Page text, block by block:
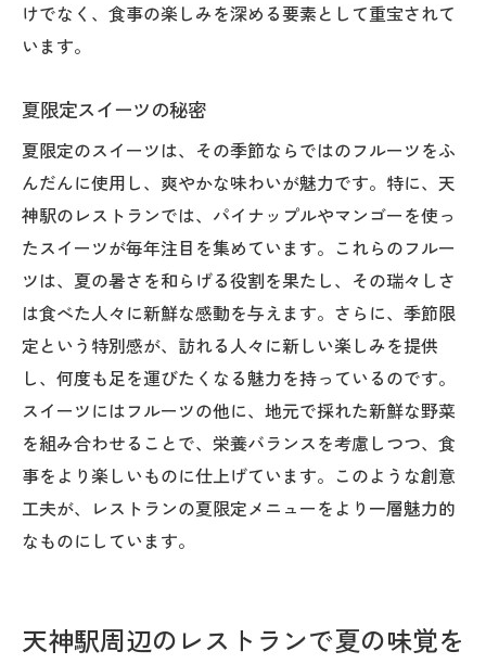
けでなく、食事の楽しみを深める要素として重宝されて
います。
夏限定スイーツの秘密
夏限定のスイーツは、その季節ならではのフルーツをふ
んだんに使用し、爽やかな味わいが魅力です。特に、天
神駅のレストランでは、パイナップルやマンゴーを使っ
たスイーツが毎年注目を集めています。これらのフルー
ツは、夏の暑さを和らげる役割を果たし、その瑞々しさ
は食べた人々に新鮮な感動を与えます。さらに、季節限
定という特別感が、訪れる人々に新しい楽しみを提供
し、何度も足を運びたくなる魅力を持っているのです。
スイーツにはフルーツの他に、地元で採れた新鮮な野菜
を組み合わせることで、栄養バランスを考慮しつつ、食
事をより楽しいものに仕上げています。このような創意
工夫が、レストランの夏限定メニューをより一層魅力的
なものにしています。
天神駅周辺のレストランで夏の味覚を